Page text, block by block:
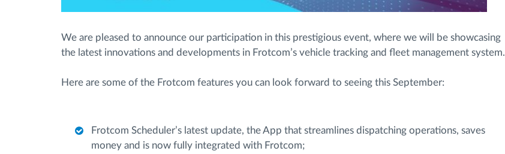
We are pleased to announce our participation in this prestigious event, where we will be showcasing
the latest innovations and developments in Frotcom’s vehicle tracking and fleet management system.
Here are some of the Frotcom features you can look forward to seeing this September:
Frotcom Scheduler’s latest update, the App that streamlines dispatching operations, saves
money and is now fully integrated with Frotcom;